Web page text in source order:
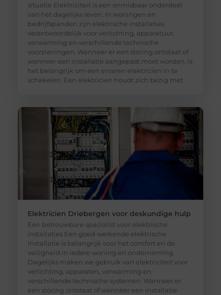
situatie Elektriciteit is een onmisbaar onderdeel
van het dagelijks leven. In woningen en
bedrijfspanden zijn elektrische installaties
verantwoordelijk voor verlichting, apparatuur,
verwarming en verschillende technische
voorzieningen. Wanneer er een storing ontstaat of
wanneer een installatie aangepast moet worden, is
het belangrijk om een ervaren elektricien in te
schakelen. Een elektricien houdt zich bezig met
Elektricien Driebergen voor deskundige hulp
Een betrouwbare specialist voor elektrische
installaties Een goed werkende elektrische
installatie is belangrijk voor het comfort en de
veiligheid in iedere woning en onderneming.
Dagelijks maken we gebruik van elektriciteit voor
verlichting, apparaten, verwarming en
verschillende technische systemen. Wanneer er
een storing ontstaat of wanneer een installatie